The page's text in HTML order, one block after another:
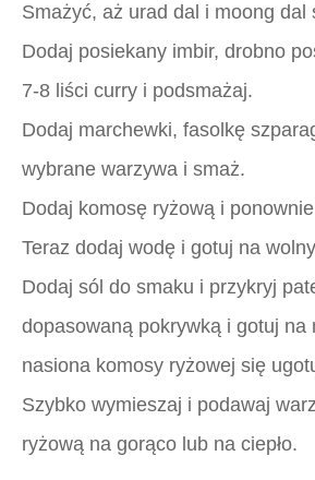
Smażyć, aż urad dal i moong dal
Dodaj posiekany imbir, drobno
7-8 liści curry i podsmażaj.
Dodaj marchewki, fasolkę
wybrane warzywa i smaż.
Dodaj komosę ryżową i
Teraz dodaj wodę i gotuj na
Dodaj sól do smaku i przykryj
dopasowaną pokrywką i gotuj na
nasiona komosy ryżowej się
Szybko wymieszaj i podawaj
ryżową na gorąco lub na ciepło.